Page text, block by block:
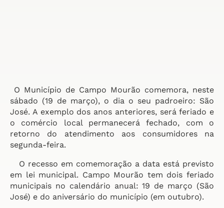
O Município de Campo Mourão comemora, neste
sábado (19 de março), o dia o seu padroeiro: São
José. A exemplo dos anos anteriores, será feriado e
o comércio local permanecerá fechado, com o
retorno do atendimento aos consumidores na
segunda-feira.
O recesso em comemoração a data está previsto
em lei municipal. Campo Mourão tem dois feriado
municipais no calendário anual: 19 de março (São
José) e do aniversário do município (em outubro).